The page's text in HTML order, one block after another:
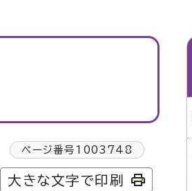
ページ番号 1003748
大きな文字で印刷